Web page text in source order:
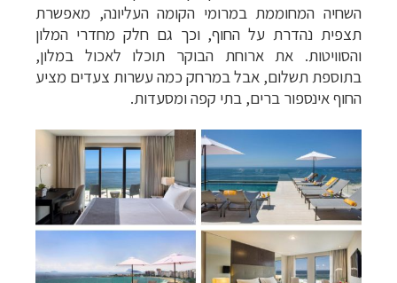
השחיה המחוממת במרומי הקומה העליונה, מאפשרת
תצפית נהדרת על החוף, וכך גם חלק מחדרי המלון
והסוויטות. את ארוחת הבוקר תוכלו לאכול במלון,
בתוספת תשלום, אבל במרחק כמה עשרות צעדים מציע
החוף אינספור ברים, בתי קפה ומסעדות.